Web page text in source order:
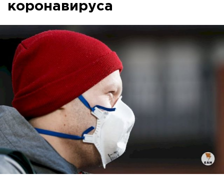
коронавируса